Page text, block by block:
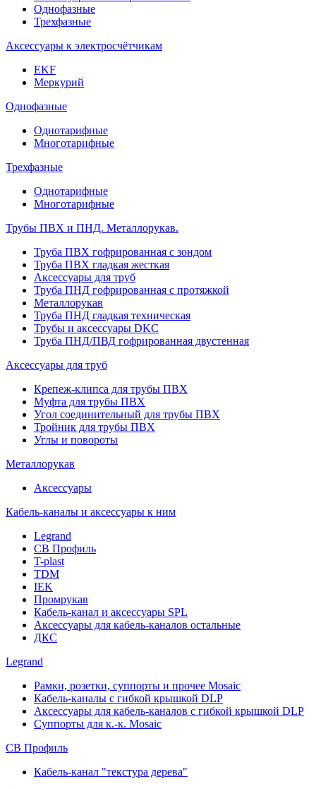
Однофазные
Трехфазные
Аксессуары к электросчётчикам
EKF
Меркурий
Однофазные
Однотарифные
Многотарифные
Трехфазные
Однотарифные
Многотарифные
Трубы ПВХ и ПНД. Металлорукав.
Труба ПВХ гофрированная с зондом
Труба ПВХ гладкая жесткая
Аксессуары для труб
Труба ПНД гофрированная с протяжкой
Металлорукав
Труба ПНД гладкая техническая
Трубы и аксессуары DKC
Труба ПНД/ПВД гофрированная двустенная
Аксессуары для труб
Крепеж-клипса для трубы ПВХ
Муфта для трубы ПВХ
Угол соединительный для трубы ПВХ
Тройник для трубы ПВХ
Углы и повороты
Металлорукав
Аксессуары
Кабель-каналы и аксессуары к ним
Legrand
СВ Профиль
T-plast
TDM
IEK
Промрукав
Кабель-канал и аксессуары SPL
Аксессуары для кабель-каналов остальные
ДКС
Legrand
Рамки, розетки, суппорты и прочее Mosaic
Кабель-каналы с гибкой крышкой DLP
Аксессуары для кабель-каналов с гибкой крышкой DLP
Суппорты для к.-к. Mosaic
СВ Профиль
Кабель-канал "текстура дерева"